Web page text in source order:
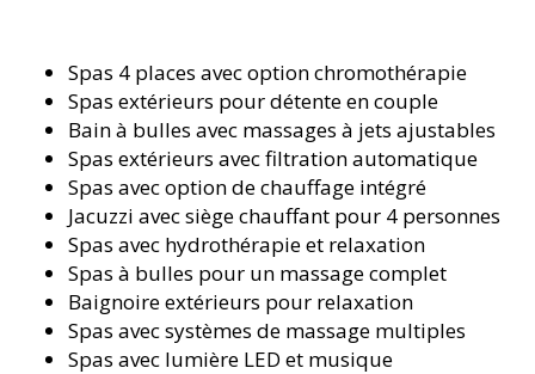
Spas 4 places avec option chromothérapie
Spas extérieurs pour détente en couple
Bain à bulles avec massages à jets ajustables
Spas extérieurs avec filtration automatique
Spas avec option de chauffage intégré
Jacuzzi avec siège chauffant pour 4 personnes
Spas avec hydrothérapie et relaxation
Spas à bulles pour un massage complet
Baignoire extérieurs pour relaxation
Spas avec systèmes de massage multiples
Spas avec lumière LED et musique